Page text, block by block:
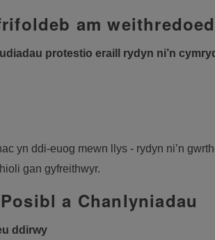
am
protestio eraill rydyn ni’n
yn ddi-euog mewn llys - rydyn ni’n
gan gyfreithwyr.
a Chanlyniadau
ddirwy